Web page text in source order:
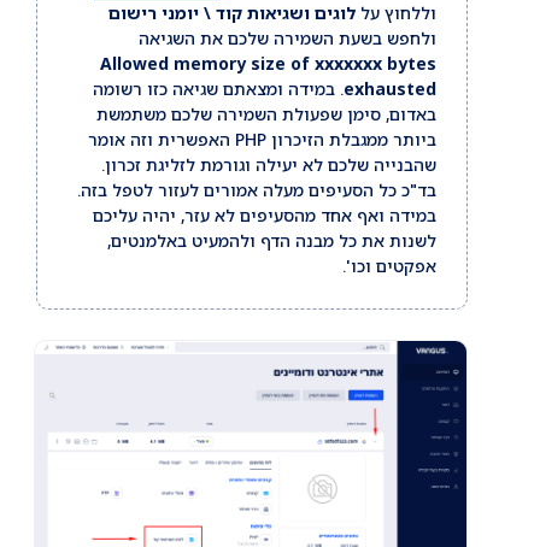
וללחוץ על לוגים ושגיאות קוד \ יומני רישום
ולחפש בשעת השמירה שלכם את השגיאה
Allowed memory size of xxxxxxx bytes
exhausted. במידה ומצאתם שגיאה כזו רשומה
באדום, סימן שפעולת השמירה שלכם משתמשת
ביותר ממגבלת הזיכרון PHP האפשרית וזה אומר
שהבנייה שלכם לא יעילה וגורמת לזליגת זכרון.
בד"כ כל הסעיפים מעלה אמורים לעזור לטפל בזה.
במידה ואף אחד מהסעיפים לא עזר, יהיה עליכם
לשנות את כל מבנה הדף ולהמעיט באלמנטים,
אפקטים וכו'.